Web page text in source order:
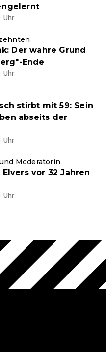
Uhr
Der wahre Grund
Ende
Uhr
stirbt mit 59: Sein
abseits der
Uhr
Moderatorin
Elvers vor 32 Jahren
Uhr